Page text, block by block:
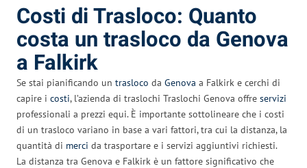
Costi di Trasloco: Quanto
costa un trasloco da Genova
a Falkirk
Se stai pianificando un trasloco da Genova a Falkirk e cerchi di
capire i costi, l’azienda di traslochi Traslochi Genova offre servizi
professionali a prezzi equi. È importante sottolineare che i costi
di un trasloco variano in base a vari fattori, tra cui la distanza, la
quantità di merci da trasportare e i servizi aggiuntivi richiesti.
La distanza tra Genova e Falkirk è un fattore significativo che